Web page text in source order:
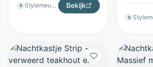
S Stylemeubels Bekijk
Zaloni
S